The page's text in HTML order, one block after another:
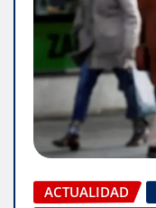
ACTUALIDAD